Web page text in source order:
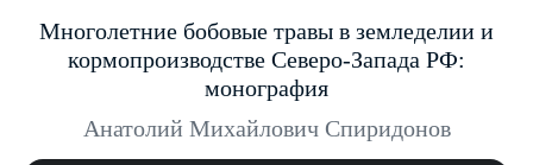
Многолетние бобовые травы в земледелии и
кормопроизводстве Северо-Запада РФ:
монография
Анатолий Михайлович Спиридонов